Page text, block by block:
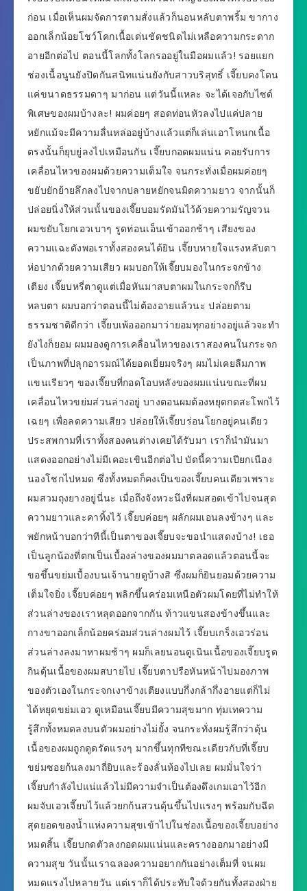
ก่อน เมื่อเห็นผมจัดการตามสั่งแล้วก็นอนหลับตาพริ้ม ขากาง
ออกเล็กน้อยโชว์โคกเนื้อเด่นชัดชนิดไม่เหลือความกระดาก
อายอีกต่อไป ตอนนี้โลกทั้งโลกรออยู่ในมือผมแล้ว! รอยแยก
ช่องเนื้อนูนยังปิดกันสนิทแน่นยังกับสาวบริสุทธิ์ เจี๊ยบคงโดน
แค่ขนาดธรรมดาๆ มาก่อน แต่วันนี้แหละ จะได้เจอกับไซด์
พิเศษของผมบ้างละ! ผมค่อยๆ สอดท่อนหัวลงไปแค่ปลาย
หยักแม้จะมีความลื่นหล่ออยู่บ้างแล้วแต่ก็เล่นเอาโหนกเนื้อ
ตรงนั้นก็ยุบยู่ลงไปเหมือนกัน เจี๊ยบกอดผมแน่น คอยรับการ
เคลื่อนไหวของผมด้วยความเต็มใจ จนกระทั่งเมื่อผมค่อยๆ
ขยับยักย้ายลึกลงไปจากปลายหยักจนมิดความยาว จากนั้นก็
ปล่อยนิ่งให้ส่วนนั้นของเจี๊ยบอมรัดมันไว้ด้วยความรัญจวน
ผมขยับโยกเอวเบาๆ รูดท่อนเอ็นเข้าออกช้าๆ เสียงของ
ความแฉะดังพอเราทั้งสองคนได้ยิน เจี๊ยบหายใจแรงหลับตา
ห่อปากด้วยความเสียว ผมบอกให้เจี๊ยบมองในกระจกข้าง
เตียง เจี๊ยบหรี่ตาดูแต่เมื่อหันมาสบตาผมในกระจกก็รีบ
หลบตา ผมบอกว่าตอนนี้ไม่ต้องอายแล้วนะ ปล่อยตาม
ธรรมชาติดีกว่า เจี๊ยบเพ้อออกมาว่ายอมทุกอย่างอยู่แล้วจะทำ
ยังไงก็ยอม ผมมองดูการเคลื่อนไหวของเราสองคนในกระจก
เป็นภาพที่ปลุกอารมณ์ได้ยอดเยี่ยมจริงๆ ผมไม่เคยลืมภาพ
แขนเรียวๆ ของเจี๊ยบที่กอดโอบหลังของผมแน่นขณะที่ผม
เคลื่อนไหวขย่มส่วนล่างอยู่ บางตอนผมต้องหยุดกดสะโพกไว้
เฉยๆ เพื่อลดความเสียว ปล่อยให้เจี๊ยบร่อนโยกอยู่คนเดียว
ประสพกามที่เราทั้งสองคนต่างเคยได้รับมา เราก็นำมันมา
แสดงออกอย่างไม่มีเคอะเขินอีกต่อไป บัดนี้ความเปียกเนือง
นองโชกไปหมด ซึ่งทั้งหมดก็คงเป็นของเจี๊ยบคนเดียวเพราะ
ผมสวมถุงยางอยู่นี่นะ เมื่อถึงจังหวะนึงที่ผมสอดเข้าไปจนสุด
ความยาวและคาทิ้งไว้ เจี๊ยบค่อยๆ ผลักผมเอนลงข้างๆ และ
พยักหน้าบอกว่าทีนี้เป็นตาของเจี๊ยบจะขอนำแสดงบ้าง! เธอ
เป็นลูกน้องที่ตกเป็นเบื้องล่างของผมมาตลอดแล้วตอนนี้จะ
ขอขึ้นขย่มเบื้องบนเจ้านายดูบ้างสิ ซึ่งผมก็ยินยอมด้วยความ
เต็มใจยิ่ง เจี๊ยบค่อยๆ พลิกขึ้นคร่อมเหนือตัวผมโดยที่ไม่ทำให้
ส่วนล่างของเราหลุดออกจากกัน ท้าวแขนสองข้างขึ้นและ
กางขาออกเล็กน้อยคร่อมส่วนล่างผมไว้ เจี๊ยบเกร็งเอวร่อน
ส่วนล่างลงมาหาผมช้าๆ ผมก็เลยนอนดูเนินเนื้อของเจี๊ยบรูด
กินดุ้นเนื้อของผมสบายไป เจี๊ยบตาปรือหันหน้าไปมองภาพ
ของตัวเองในกระจกเงาข้างเตียงแบบกึ่งกล้ากึ่งอายแต่ก็ไม่
ได้หยุดขย่มเอว ดูเหมือนเจี๊ยบมีความสุขมาก ทุ่มเทความ
รู้สึกทั้งหมดลงบนตัวผมอย่างไม่ยั้ง จนกระทั่งผมรู้สึกว่าดุ้น
เนื้อของผมถูกดูดรัดแรงๆ มากขึ้นทุกทีขณะเดียวกับที่เจี๊ยบ
ขย่มซอยก้นลงมาถี่ยิบและร้องลั่นห้องไปเลย ผมมั่นใจว่า
เจี๊ยบกำลังไปแน่แล้วไม่มีความจำเป็นต้องดึงเกมเอาไว้อีก
ผมจับเอวเจี๊ยบไว้แล้วยกก้นสวนดุ้นขึ้นไปแรงๆ พร้อมกับฉีด
สุดยอดของน้ำแห่งความสุขเข้าไปในช่องเนื้อของเจี๊ยบอย่าง
หมดสิ้น เจี๊ยบกดตัวลงกอดผมแน่นและครางออกมาอย่างมี
ความสุข วันนั้นเราฉลองความอยากกันอย่างเต็มที่ จนผม
หมดแรงไปหลายวัน แต่เราก็ได้ประทับใจด้วยกันทั้งสองฝ่าย